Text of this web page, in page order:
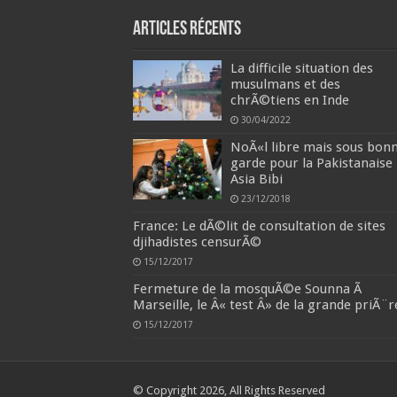
Articles récents
La difficile situation des
musulmans et des
chrÃ©tiens en Inde
30/04/2022
NoÃ«l libre mais sous
garde pour la Pakistanaise
Asia Bibi
23/12/2018
France: Le dÃ©lit de consultation de sites
djihadistes censurÃ©
15/12/2017
Fermeture de la mosquÃ©e Sounna Ã
Marseille, le Â« test Â» de la grande
15/12/2017
© Copyright 2026, All Rights Reserved